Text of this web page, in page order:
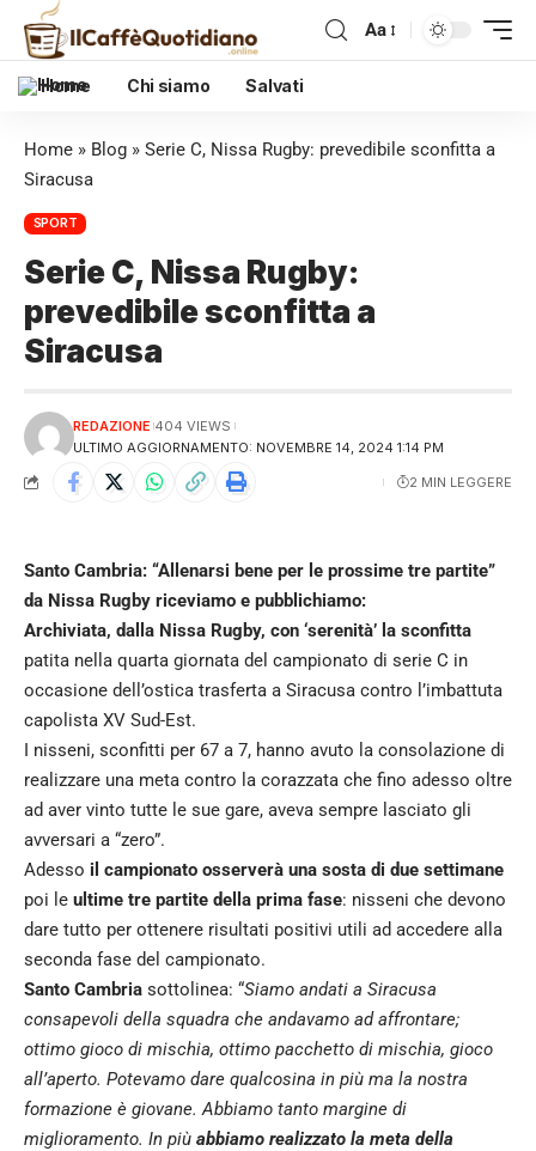
Aa
Home Chi siamo Salvati
Home » Blog » Serie C, Nissa Rugby: prevedibile sconfitta a
Siracusa
SPORT
Serie C, Nissa Rugby:
prevedibile sconfitta a
Siracusa
ULTIMO AGGIORNAMENTO: NOVEMBRE 14, 2024 1:14 PM
REDAZIONE 404 VIEWS
2 MIN LEGGERE
Santo Cambria: “Allenarsi bene per le prossime tre partite”
da Nissa Rugby riceviamo e pubblichiamo:
Archiviata, dalla Nissa Rugby, con ‘serenità’ la sconfitta
patita nella quarta giornata del campionato di serie C in
occasione dell’ostica trasferta a Siracusa contro l’imbattuta
capolista XV Sud-Est.
I nisseni, sconfitti per 67 a 7, hanno avuto la consolazione di
realizzare una meta contro la corazzata che fino adesso oltre
ad aver vinto tutte le sue gare, aveva sempre lasciato gli
avversari a “zero”.
Adesso il campionato osserverà una sosta di due settimane
poi le ultime tre partite della prima fase: nisseni che devono
dare tutto per ottenere risultati positivi utili ad accedere alla
seconda fase del campionato.
Santo Cambria sottolinea: “Siamo andati a Siracusa
consapevoli della squadra che andavamo ad affrontare;
ottimo gioco di mischia, ottimo pacchetto di mischia, gioco
all’aperto. Potevamo dare qualcosina in più ma la nostra
formazione è giovane. Abbiamo tanto margine di
miglioramento. In più abbiamo realizzato la meta della